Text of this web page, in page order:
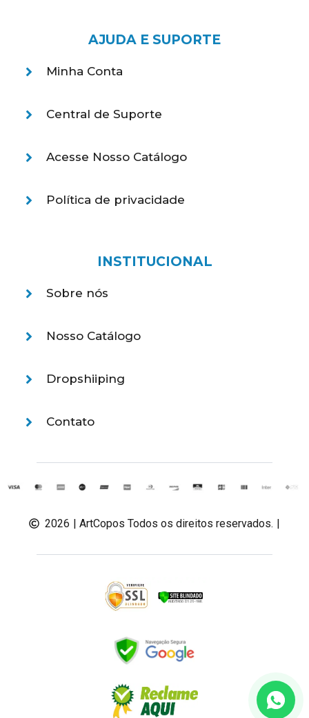
AJUDA E SUPORTE
Minha Conta
Central de Suporte
Acesse Nosso Catálogo
Política de privacidade
INSTITUCIONAL
Sobre nós
Nosso Catálogo
Dropshiiping
Contato
2026 | ArtCopos Todos os direitos reservados.